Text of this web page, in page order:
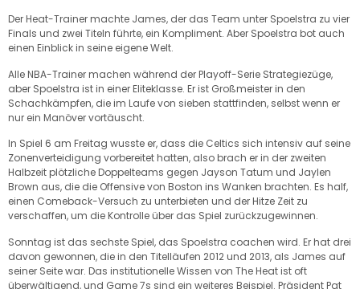
Der Heat-Trainer machte James, der das Team unter Spoelstra zu vier
Finals und zwei Titeln führte, ein Kompliment. Aber Spoelstra bot auch
einen Einblick in seine eigene Welt.
Alle NBA-Trainer machen während der Playoff-Serie Strategiezüge,
aber Spoelstra ist in einer Eliteklasse. Er ist Großmeister in den
Schachkämpfen, die im Laufe von sieben stattfinden, selbst wenn er
nur ein Manöver vortäuscht.
In Spiel 6 am Freitag wusste er, dass die Celtics sich intensiv auf seine
Zonenverteidigung vorbereitet hatten, also brach er in der zweiten
Halbzeit plötzliche Doppelteams gegen Jayson Tatum und Jaylen
Brown aus, die die Offensive von Boston ins Wanken brachten. Es half,
einen Comeback-Versuch zu unterbieten und der Hitze Zeit zu
verschaffen, um die Kontrolle über das Spiel zurückzugewinnen.
Sonntag ist das sechste Spiel, das Spoelstra coachen wird. Er hat drei
davon gewonnen, die in den Titelläufen 2012 und 2013, als James auf
seiner Seite war. Das institutionelle Wissen von The Heat ist oft
überwältigend, und Game 7s sind ein weiteres Beispiel. Präsident Pat